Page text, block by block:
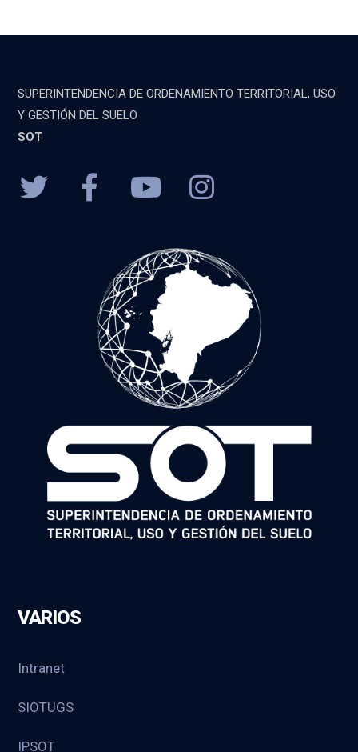
SUPERINTENDENCIA DE ORDENAMIENTO TERRITORIAL, USO
Y GESTIÓN DEL SUELO
SOT
VARIOS
Intranet
SIOTUGS
IPSOT